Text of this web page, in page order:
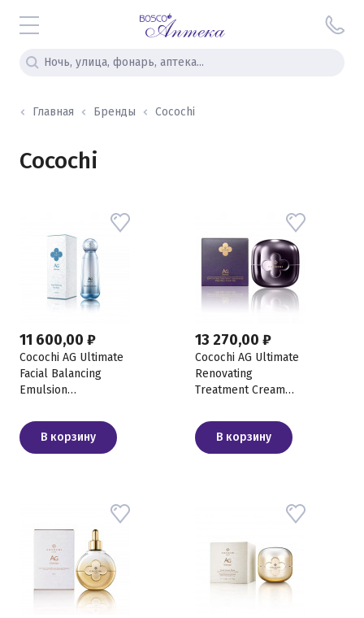
Главная Бренды Cocochi
Cocochi
11 600,00 ₽
Cocochi AG Ultimate
Facial Balancing
Emulsion
увлажняющая
эмульсия, 130 мл
В корзину
13 270,00 ₽
Cocochi AG Ultimate
Renovating
Treatment Cream
Восстанавливающая
кремовая маска, 90
г+20 г
В корзину